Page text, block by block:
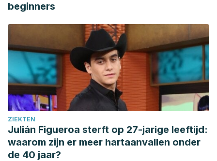
beginners
ZIEKTEN
Julián Figueroa sterft op 27-jarige leeftijd:
waarom zijn er meer hartaanvallen onder
de 40 jaar?